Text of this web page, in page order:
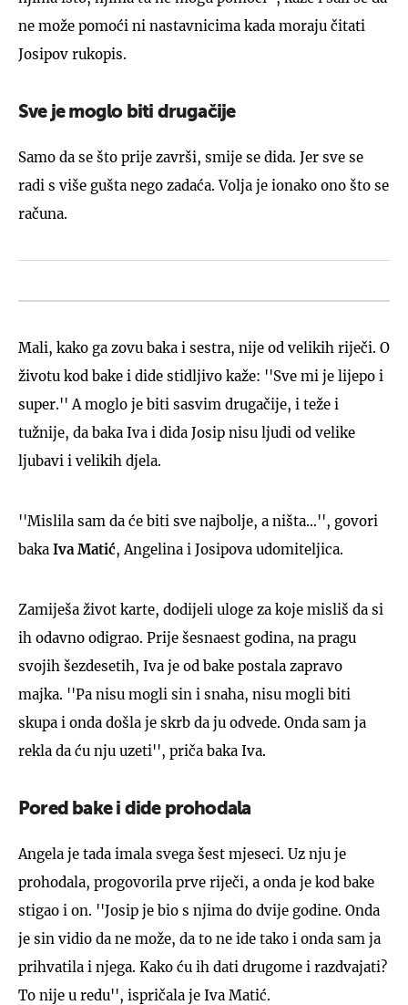
ne može pomoći ni nastavnicima kada moraju čitati
Josipov rukopis.
Sve je moglo biti drugačije
Samo da se što prije završi, smije se dida. Jer sve se
radi s više gušta nego zadaća. Volja je ionako ono što se
računa.
Mali, kako ga zovu baka i sestra, nije od velikih riječi. O
životu kod bake i dide stidljivo kaže: ''Sve mi je lijepo i
super.'' A moglo je biti sasvim drugačije, i teže i
tužnije, da baka Iva i dida Josip nisu ljudi od velike
ljubavi i velikih djela.
''Mislila sam da će biti sve najbolje, a ništa…'', govori
baka Iva Matić, Angelina i Josipova udomiteljica.
Zamiješa život karte, dodijeli uloge za koje misliš da si
ih odavno odigrao. Prije šesnaest godina, na pragu
svojih šezdesetih, Iva je od bake postala zapravo
majka. ''Pa nisu mogli sin i snaha, nisu mogli biti
skupa i onda došla je skrb da ju odvede. Onda sam ja
rekla da ću nju uzeti'', priča baka Iva.
Pored bake i dide prohodala
Angela je tada imala svega šest mjeseci. Uz nju je
prohodala, progovorila prve riječi, a onda je kod bake
stigao i on. ''Josip je bio s njima do dvije godine. Onda
je sin vidio da ne može, da to ne ide tako i onda sam ja
prihvatila i njega. Kako ću ih dati drugome i razdvajati?
To nije u redu'', ispričala je Iva Matić.